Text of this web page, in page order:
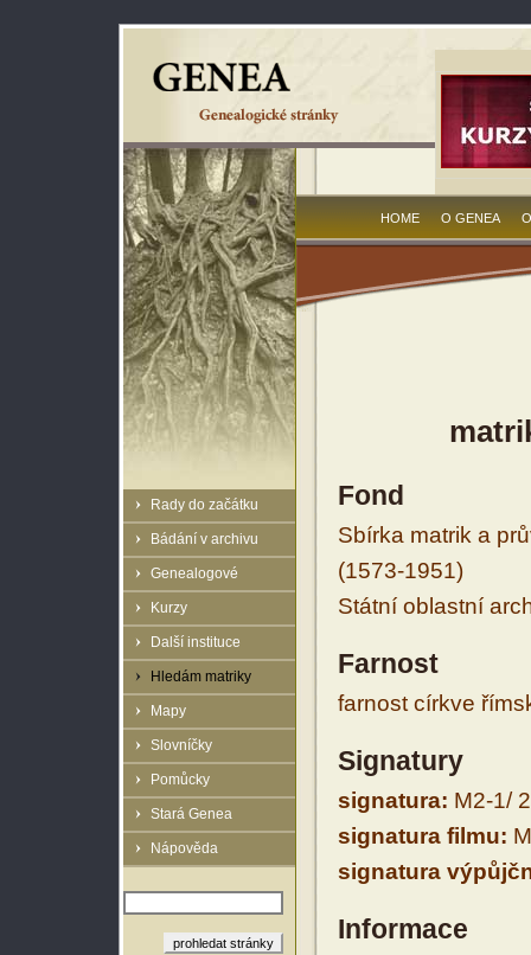
Rady do začátku
Bádání v archivu
Genealogové
Kurzy
Další instituce
Hledám matriky
Mapy
Slovníčky
Pomůcky
Stará Genea
Nápověda
HOME O GENEA
Fond
Sbírka matrik a
(1573-1951)
Státní oblastní
Farnost
farnost církve
Signatury
signatura: M2-1/
signatura filmu:
signatura
Informace